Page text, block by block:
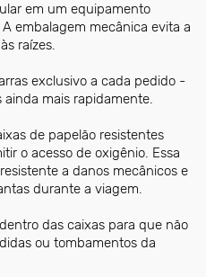
em um equipamento
embalagem mecânica evita a
raízes.
exclusivo a cada pedido -
mais rapidamente.
de papelão resistentes
o acesso de oxigênio. Essa
a danos mecânicos e
durante a viagem.
das caixas para que não
ou tombamentos da